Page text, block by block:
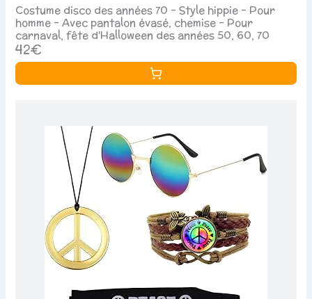
Costume disco des années 70 - Style hippie - Pour
homme - Avec pantalon évasé, chemise - Pour
carnaval, fête d'Halloween des années 50, 60, 70
42€